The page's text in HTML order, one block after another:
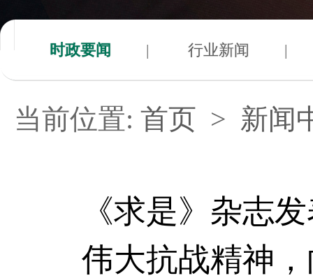
时政要闻 | 行业新闻 |
当前位置: 首页 > 新闻
《求是》杂志
伟大抗战精神